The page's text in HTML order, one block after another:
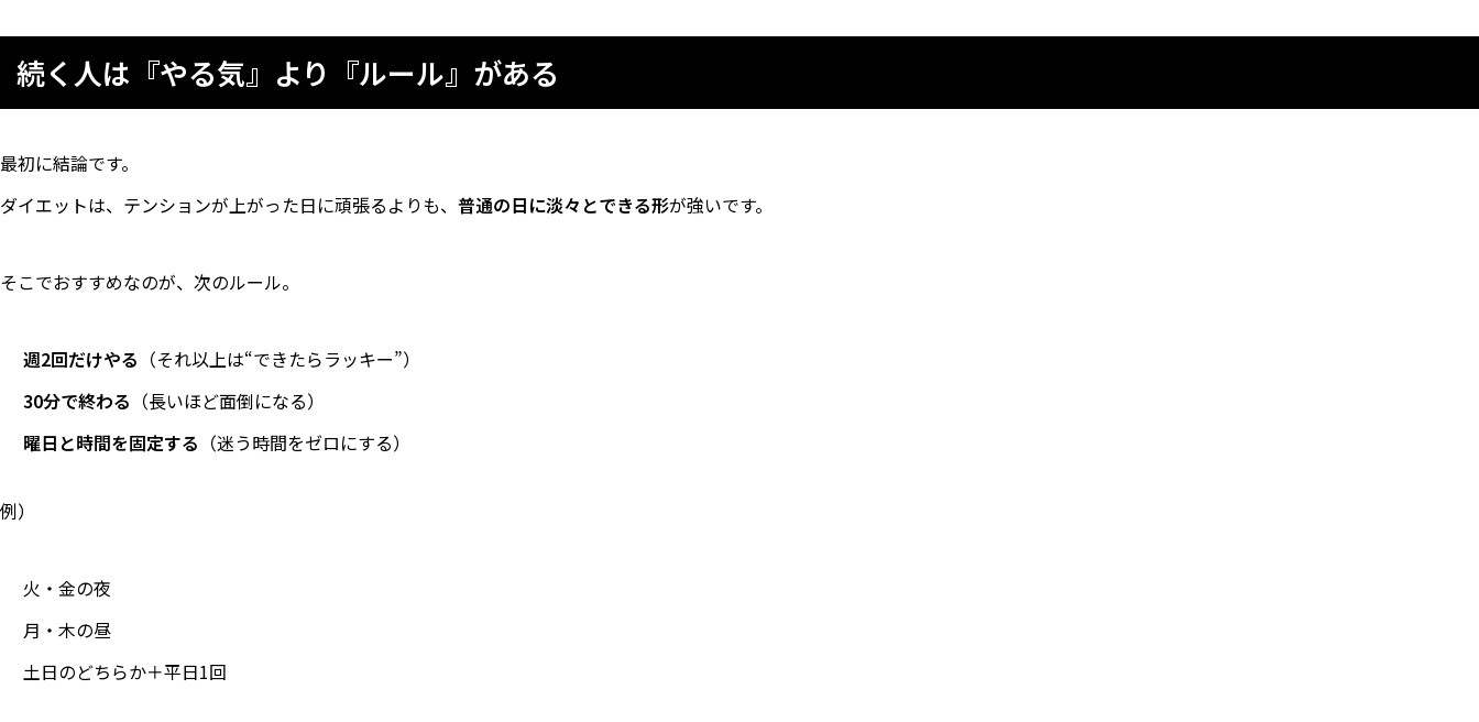
続く人は『やる気』より『ルール』がある
最初に結論です。
ダイエットは、テンションが上がった日に頑張るよりも、 普通の日に淡々とできる形が強いです。
そこでおすすめなのが、次のルール。
週2回だけやる （それ以上は“できたらラッキー”）
30分で終わる （長いほど面倒になる）
曜日と時間を固定する （迷う時間をゼロにする）
例）
火・金の夜
月・木の昼
土日のどちらか＋平日1回